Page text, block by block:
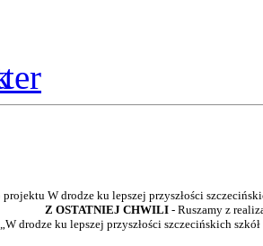
Z OSTATNIEJ CHWILI - Ruszamy z
„W drodze ku lepszej przyszłości szczecińskich